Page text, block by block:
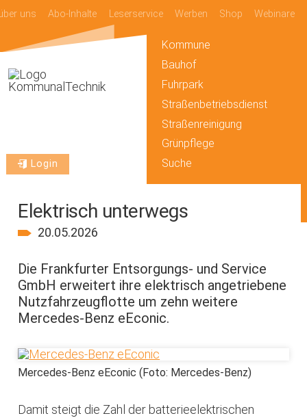
uns Abo-Inhalte Leserservice Werben Shop Webinare
Login
Kommune
Bauhof
Fuhrpark
Straßenbetriebsdienst
Straßenreinigung
Grünpflege
Suche
Elektrisch unterwegs
20.05.2026
Die Frankfurter Entsorgungs- und Service
GmbH erweitert ihre elektrisch angetriebene
Nutzfahrzeugflotte um zehn weitere
Mercedes-Benz eEconic.
Mercedes-Benz eEconic (Foto: Mercedes-Benz)
Damit steigt die Zahl der batterieelektrischen